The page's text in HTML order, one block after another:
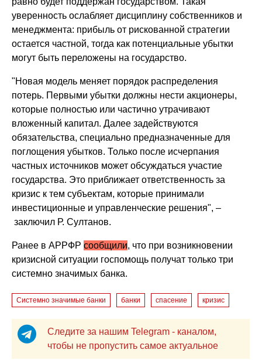
уверенность ослабляет дисциплину собственников и
менеджмента: прибыль от рискованной стратегии
остается частной, тогда как потенциальные убытки
могут быть переложены на государство.
"Новая модель меняет порядок распределения
потерь. Первыми убытки должны нести акционеры,
которые полностью или частично утрачивают
вложенный капитал. Далее задействуются
обязательства, специально предназначенные для
поглощения убытков. Только после исчерпания
частных источников может обсуждаться участие
государства. Это приближает ответственность за
кризис к тем субъектам, которые принимали
инвестиционные и управленческие решения", –
заключил Р. Султанов.
Ранее в АРРФРсообщили, что при возникновении
кризисной ситуации госпомощь получат только три
системно значимых банка.
Системно значимые банки банки спасение кризис
Следите за нашим Telegram - каналом,
чтобы не пропустить самое актуальное